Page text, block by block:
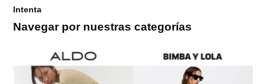
Intenta
Navegar por nuestras categorías